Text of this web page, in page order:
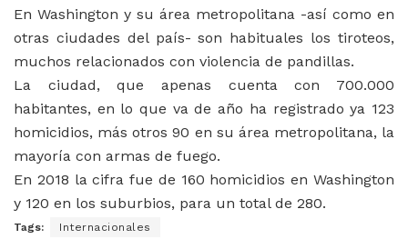
En Washington y su área metropolitana -así como en
otras ciudades del país- son habituales los tiroteos,
muchos relacionados con violencia de pandillas.
La ciudad, que apenas cuenta con 700.000
habitantes, en lo que va de año ha registrado ya 123
homicidios, más otros 90 en su área metropolitana, la
mayoría con armas de fuego.
En 2018 la cifra fue de 160 homicidios en Washington
y 120 en los suburbios, para un total de 280.
Tags: Internacionales